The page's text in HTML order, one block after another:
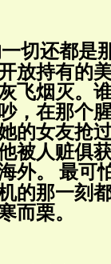
切还都是
放持有的
飞烟灭。
，在那个
的女友抢
被人赃俱
外。
最可
的那一刻
而栗。